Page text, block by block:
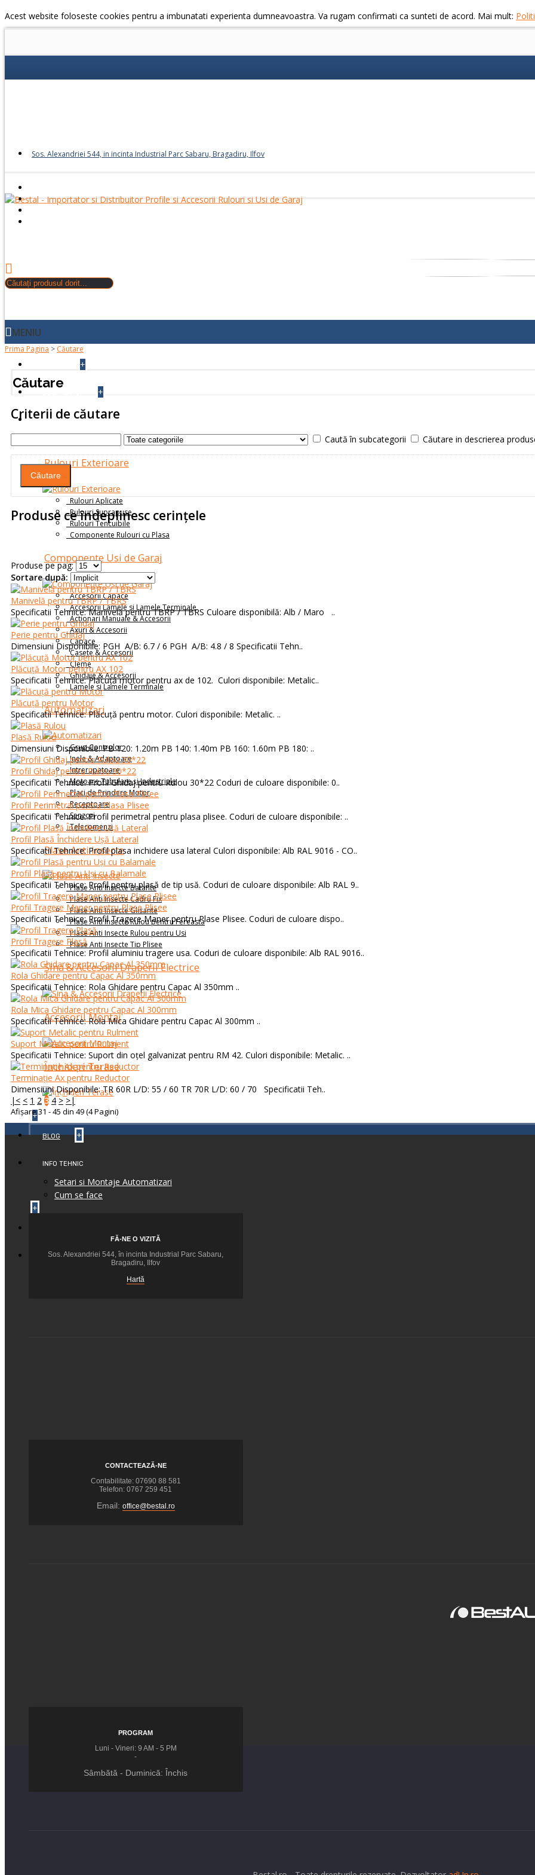
Acest website foloseste cookies pentru a imbunatati experienta dumneavoastra. Va rugam confirmati ca sunteti de acord. Mai mult:
Sos. Alexandriei 544, in incinta Industrial Parc Sabaru, Bragadiru, Ilfov
MENIU
+
+
PRODUSE
Rulouri Exterioare
Rulouri Aplicate
Rulouri Suprapuse
Rulouri Tencuibile
Componente Rulouri cu Plasa
Componente Usi de Garaj
Accesorii Capace
Accesorii Lamele si Lamele Terminale
Actionari Manuale & Accesorii
Axuri & Accesorii
Capace
Casete & Accesorii
Cleme
Ghidaje & Accesorii
Lamele si Lamele Terminale
Automatizari
Grup Controlor
Inele & Adaptoare
Intrerupatoare
Motoare Tubulare și Industriale
Placi de Prindere Motor
Receptoare
Senzori
Telecomenzi
Plase Anti Insecte
Plase Anti Insecte Batante
Plase Anti Insecte Cadru Fix
Plase Anti Insecte Glisante
Plase Anti Insecte Rulou pentru Fereasta
Plase Anti Insecte Rulou pentru Usi
Plase Anti Insecte Tip Plisee
Sina & Accesorii Draperii Electrice
Accesorii Montaj
Închideri Terase
+
BLOG +
INFO TEHNIC
Setari si Montaje Automatizari
Cum se face
+
FEEDBACK +
Prima Pagina > Căutare
Căutare
Criterii de căutare
Caută în subcategorii Căutare in descrierea
Produse ce îndeplinesc cerinţele
Produse pe pag:
Sortare după:
Manivelă pentru TBRP / TBRS
Specificatii Tehnice: Manivelă pentru TBRP / TBRS Culoare disponibilă: Alb / Maro ..
Perie pentru Ghidaj
Dimensiuni Disponibile: PGH A/B: 6.7 / 6 PGH A/B: 4.8 / 8 Specificatii Tehn..
Plăcuță Motor pentru AX 102
Specificatii Tehnice: Plăcuță motor pentru ax de 102. Culori disponibile: Metalic..
Plăcuță pentru Motor
Specificatii Tehnice: Plăcuță pentru motor. Culori disponibile: Metalic. ..
Plasă Rulou
Dimensiuni Disponibile: PB 120: 1.20m PB 140: 1.40m PB 160: 1.60m PB 180: ..
Profil Ghidaj pentru Rulou 30*22
Specificatii Tehnice: Profil Ghidaj pentru Rulou 30*22 Coduri de culoare disponibile: 0..
Profil Perimetral pentru Plasa Plisee
Specificatii Tehnice: Profil perimetral pentru plasa plisee. Coduri de culoare disponibile: ..
Profil Plasă Închidere Ușă Lateral
Specificatii Tehnice: Profil plasa inchidere usa lateral Culori disponibile: Alb RAL 9016 - CO..
Profil Plasă pentru Uși cu Balamale
Specificatii Tehnice: Profil pentru plasă de tip usă. Coduri de culoare disponibile: Alb RAL 9..
Profil Tragere Maner pentru Plase Plisee
Specificatii Tehnice: Profil Tragere Maner pentru Plase Plisee. Coduri de culoare dispo..
Profil Tragere Plasă
Specificatii Tehnice: Profil aluminiu tragere usa. Coduri de culoare disponibile: Alb RAL 9016..
Rola Ghidare pentru Capac Al 350mm
Specificatii Tehnice: Rola Ghidare pentru Capac Al 350mm ..
Rola Mica Ghidare pentru Capac Al 300mm
Specificatii Tehnice: Rola Mica Ghidare pentru Capac Al 300mm ..
Suport Metalic pentru Rulment
Specificatii Tehnice: Suport din oțel galvanizat pentru RM 42. Culori disponibile: Metalic. ..
Terminație Ax pentru Reductor
Dimensiuni Disponibile: TR 60R L/D: 55 / 60 TR 70R L/D: 60 / 70 Specificatii Teh..
|< < 1 2 3 4 > >|
Afişare 31 - 45 din 49 (4 Pagini)
FĂ-NE O VIZITĂ
Sos. Alexandriei 544, în incinta Industrial Parc Sabaru,
Bragadiru, Ilfov
Hartă
CONTACTEAZĂ-NE
Contabilitate: 07690 88 581
Telefon: 0767 259 451
Email: office@bestal.ro
PROGRAM
Luni - Vineri: 9 AM - 5 PM
-
Sâmbătă - Duminică: Închis